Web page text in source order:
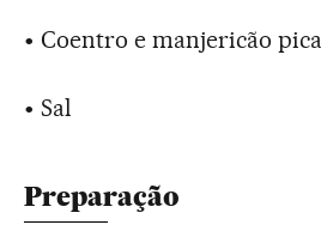
• Coentro e manjericão
• Sal
Preparação